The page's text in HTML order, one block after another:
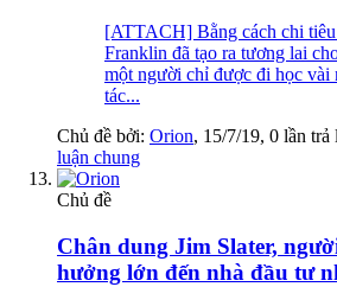
[ATTACH] Bằng cách chi
Franklin đã tạo ra tương lai
một người chỉ được đi học vài
tác...
Chủ đề bởi: Orion, 15/7/19, 0 lần trả
luận chung
Chủ đề
Chân dung Jim Slater,
hưởng lớn đến nhà đầu tư